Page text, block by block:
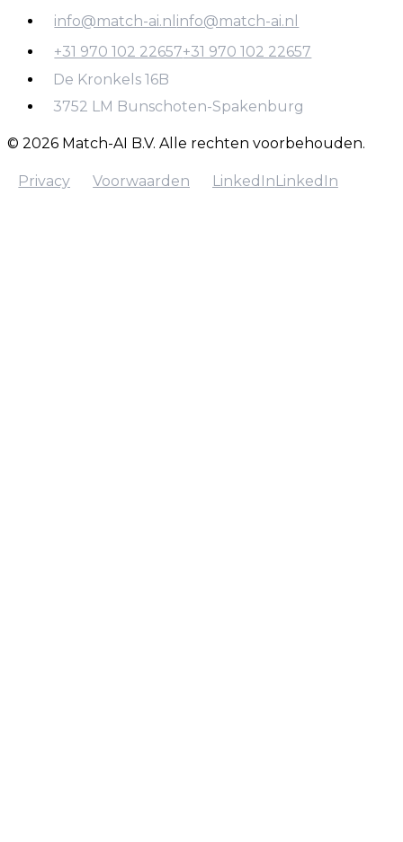
info@match-ai.nl
info@match-ai.nl
info@match-ai.nl
+31 970 102 22657
+31 970 102 22657
+31 970 102 22657
De Kronkels 16B
3752 LM Bunschoten-Spakenburg
© 2026 Match-AI B.V. Alle rechten voorbehouden.
Privacy
Voorwaarden
LinkedInLinkedIn